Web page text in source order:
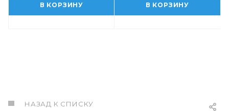
В КОРЗИНУ В КОРЗИНУ
НАЗАД К СПИСКУ